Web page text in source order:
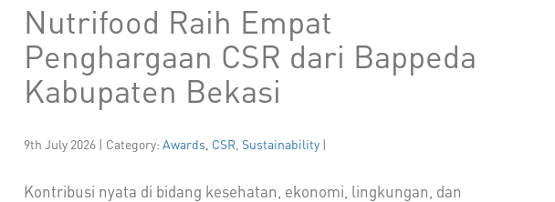
Nutrifood Raih Empat
Penghargaan CSR dari Bappeda
Kabupaten Bekasi
9th July 2026 | Category: Awards CSR Sustainability |
Kontribusi nyata di bidang kesehatan, ekonomi, lingkungan, dan